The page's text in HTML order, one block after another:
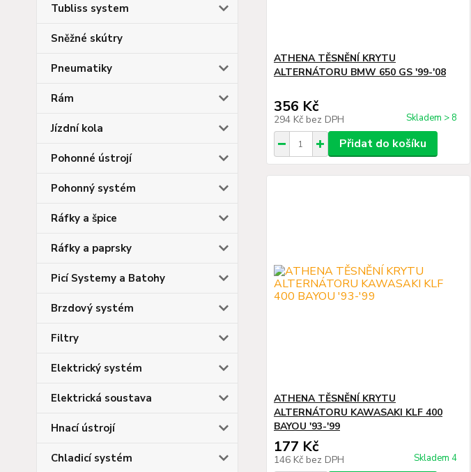
Tubliss system
Sněžné skútry
Pneumatiky
Rám
Jízdní kola
Pohonné ústrojí
Pohonný systém
Ráfky a špice
Ráfky a paprsky
Picí Systemy a Batohy
Brzdový systém
Filtry
Elektrický systém
Elektrická soustava
Hnací ústrojí
Chladicí systém
ATHENA TĚSNĚNÍ KRYTU
ALTERNÁTORU BMW 650 GS '99-'08
356 Kč
294 Kč bez DPH Skladem > 8
Přidat do košíku
ATHENA TĚSNĚNÍ KRYTU
ALTERNÁTORU KAWASAKI KLF 400
BAYOU '93-'99
177 Kč
146 Kč bez DPH Skladem 4